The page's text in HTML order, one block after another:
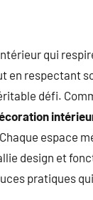
qui
en respectant
défi.
espace
design et
pratiques